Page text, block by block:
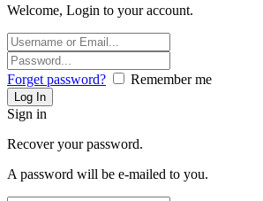
Welcome, Login to your account.
Forget password? Remember me
Sign in
Recover your password.
A password will be e-mailed to you.